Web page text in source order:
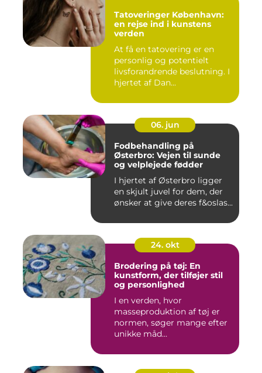
Tatoveringer København:
en rejse ind i kunstens
verden
At få en tatovering er en
personlig og potentielt
livsforandrende beslutning. I
hjertet af Dan...
06. jun
Fodbehandling på
Østerbro: Vejen til sunde
og velplejede fødder
I hjertet af Østerbro ligger
en skjult juvel for dem, der
ønsker at give deres f&oslas...
24. okt
Brodering på tøj: En
kunstform, der tilføjer stil
og personlighed
I en verden, hvor
masseproduktion af tøj er
normen, søger mange efter
unikke måd...